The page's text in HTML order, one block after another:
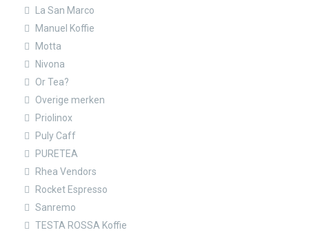
La San Marco
Manuel Koffie
Motta
Nivona
Or Tea?
Overige merken
Priolinox
Puly Caff
PURETEA
Rhea Vendors
Rocket Espresso
Sanremo
TESTA ROSSA Koffie